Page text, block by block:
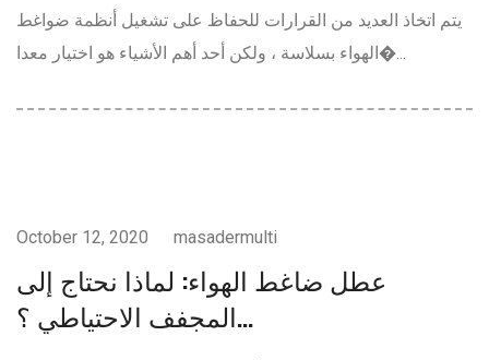
يتم اتخاذ العديد من القرارات للحفاظ على تشغيل أنظمة ضواغط
الهواء بسلاسة ، ولكن أحد أهم الأشياء هو اختيار معدا�...
October 12, 2020 masadermulti
عطل ضاغط الهواء: لماذا نحتاج إلى
المجفف الاحتياطي ؟...